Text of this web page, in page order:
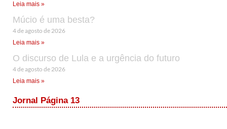
Leia mais »
Múcio é uma besta?
4 de agosto de 2026
Leia mais »
O discurso de Lula e a urgência do futuro
4 de agosto de 2026
Leia mais »
Jornal Página 13